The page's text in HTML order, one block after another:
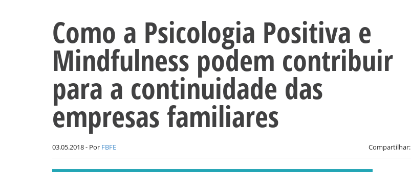
Como a Psicologia Positiva e
Mindfulness podem contribuir
para a continuidade das
empresas familiares
03.05.2018 - Por FBFE Compartilhar: